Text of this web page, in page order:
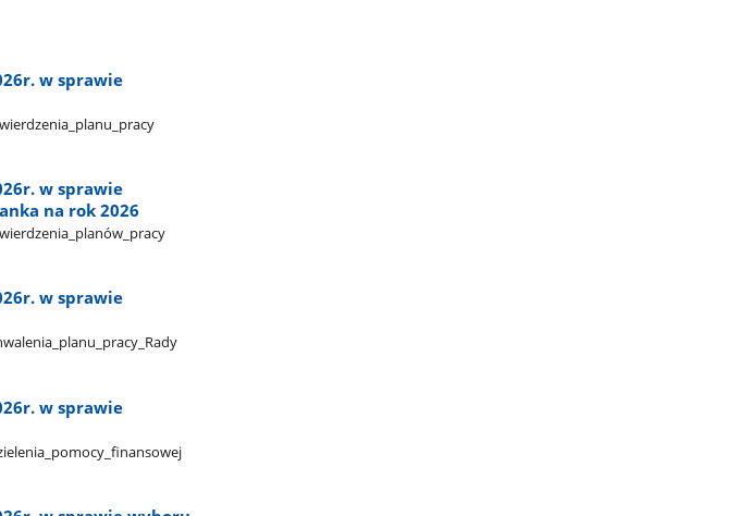
w sprawie
w sprawie
na rok 2026
w sprawie
w sprawie